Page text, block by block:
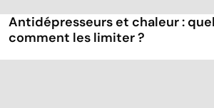
Antidépresseurs et chaleur :
comment les limiter ?